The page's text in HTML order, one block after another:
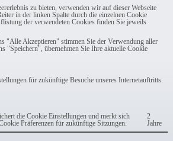
zu bieten, verwenden wir auf dieser Webseite
in der linken Spalte durch die einzelnen Cookie
der verwendeten Cookies finden Sie jeweils
"Alle Akzeptieren" stimmen Sie der Verwendung aller
"Speichern", übernehmen Sie Ihre aktuelle Cookie
für zukünftige Besuche unseres Internetauftritts.
die Cookie Einstellungen und merkt sich
Präferenzen für zukünftige Sitzungen.
2
Jahre